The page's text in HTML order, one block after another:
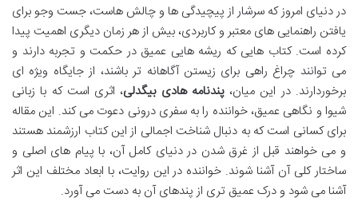
در دنیای امروز که سرشار از پیچیدگی ها و چالش هاست، جست وجو برای
یافتن راهنمایی های معتبر و کاربردی، بیش از هر زمان دیگری اهمیت پیدا
کرده است. کتاب هایی که ریشه هایی عمیق در حکمت و تجربه دارند و
می توانند چراغ راهی برای زیستن آگاهانه تر باشند، از جایگاه ویژه ای
برخوردارند. در این میان،پندنامه هادی بیگدلی، اثری است که با زبانی
شیوا و نگاهی عمیق، خواننده را به سفری درونی دعوت می کند. این مقاله
برای کسانی است که به دنبال شناخت اجمالی از این کتاب ارزشمند هستند
و می خواهند قبل از غرق شدن در دنیای کامل آن، با پیام های اصلی و
ساختار کلی آن آشنا شوند. خواننده در این روایت، با ابعاد مختلف این اثر
آشنا می شود و درک عمیق تری از پندهای آن به دست می آورد.